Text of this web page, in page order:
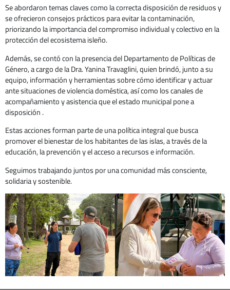
Se abordaron temas claves como la correcta disposición de residuos y
se ofrecieron consejos prácticos para evitar la contaminación,
priorizando la importancia del compromiso individual y colectivo en la
protección del ecosistema isleño.
Además, se contó con la presencia del Departamento de Políticas de
Género, a cargo de la Dra. Yanina Travaglini, quien brindó, junto a su
equipo, información y herramientas sobre cómo identificar y actuar
ante situaciones de violencia doméstica, así como los canales de
acompañamiento y asistencia que el estado municipal pone a
disposición .
Estas acciones forman parte de una política integral que busca
promover el bienestar de los habitantes de las islas, a través de la
educación, la prevención y el acceso a recursos e información.
Seguimos trabajando juntos por una comunidad más consciente,
solidaria y sostenible.